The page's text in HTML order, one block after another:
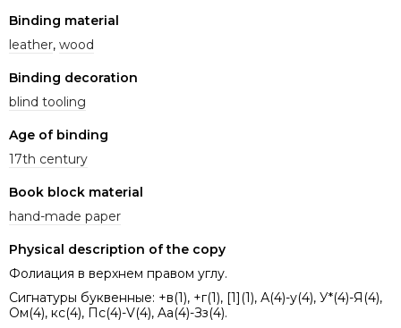
Binding material
leather, wood
Binding decoration
blind tooling
Age of binding
17th century
Book block material
hand-made paper
Physical description of the copy
Фолиация в верхнем правом углу.
Сигнатуры буквенные: +в(1), +г(1), [1](1), А(4)-у(4), У*(4)-Я(4),
Ом(4), кс(4), Пс(4)-V(4), Aa(4)-Зз(4).